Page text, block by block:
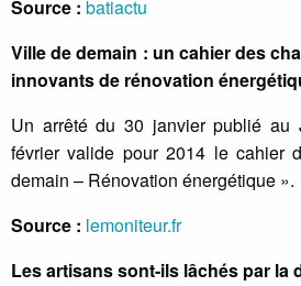
Source : batiactu
Ville de demain : un cahier des
innovants de rénovation
Un arrêté du 30 janvier publié au
février valide pour 2014 le cahier
demain – Rénovation énergétique ».
Source : lemoniteur.fr
Les artisans sont-ils lâchés par la